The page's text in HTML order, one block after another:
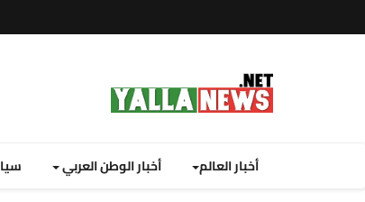
أخبار العالم أخبار الوطن العربي